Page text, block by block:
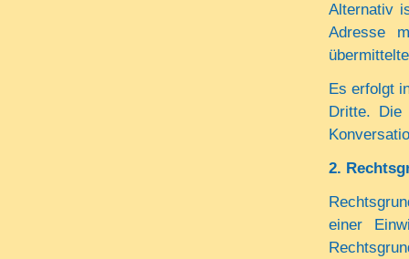
Alternativ
Adresse
Es erfolgt
Dritte. Die
2.
einer